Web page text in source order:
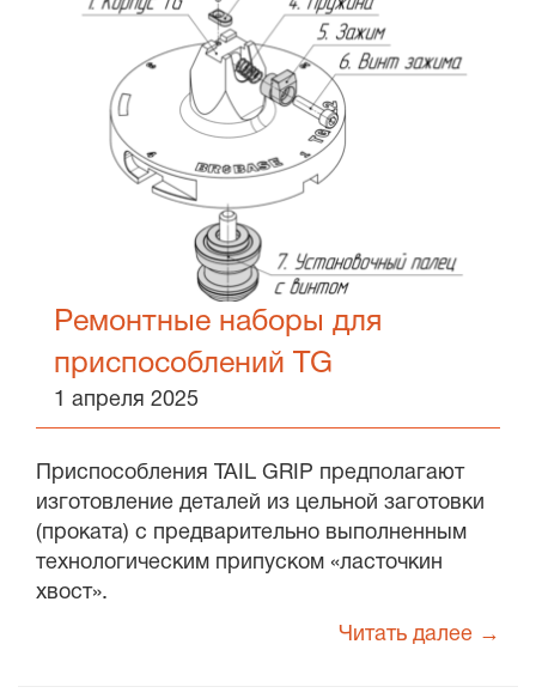
Ремонтные наборы для
приспособлений TG
1 апреля 2025
Приспособления TAIL GRIP предполагают
изготовление деталей из цельной заготовки
(проката) с предварительно выполненным
технологическим припуском «ласточкин
хвост».
Читать далее →